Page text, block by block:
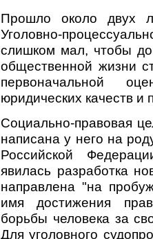
Прошло около двух
Уголовно-
слишком мал, чтобы до
общественной жизни
первоначальной
юридических качеств и
Социально-правовая
написана у него на
Российской
явилась разработка
направлена "на
имя достижения
борьбы человека за
Для уголовного